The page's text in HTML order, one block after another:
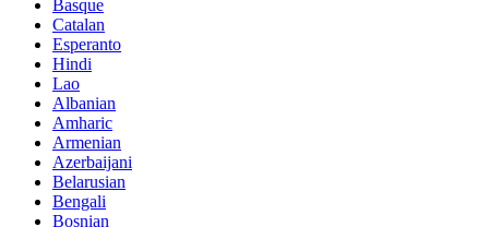
Basque
Catalan
Esperanto
Hindi
Lao
Albanian
Amharic
Armenian
Azerbaijani
Belarusian
Bengali
Bosnian